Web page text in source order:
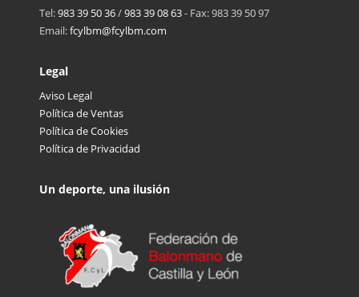
Tel:983 39 50 36/983 39 08 63- Fax: 983 39 50 97
Email:fcylbm@fcylbm.com
Legal
Aviso Legal
Política de Ventas
Política de Cookies
Política de Privacidad
Un deporte, una ilusión